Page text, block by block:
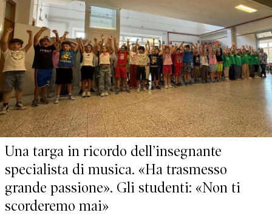
Una targa in ricordo dell’insegnante
specialista di musica. «Ha trasmesso
grande passione». Gli studenti: «Non ti
scorderemo mai»